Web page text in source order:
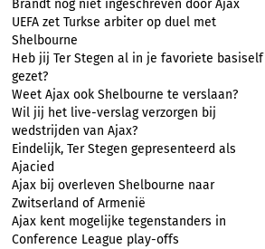
Brandt nog niet ingeschreven door Ajax
UEFA zet Turkse arbiter op duel met
Shelbourne
Heb jij Ter Stegen al in je favoriete basiself
gezet?
Weet Ajax ook Shelbourne te verslaan?
Wil jij het live-verslag verzorgen bij
wedstrijden van Ajax?
Eindelijk, Ter Stegen gepresenteerd als
Ajacied
Ajax bij overleven Shelbourne naar
Zwitserland of Armenië
Ajax kent mogelijke tegenstanders in
Conference League play-offs